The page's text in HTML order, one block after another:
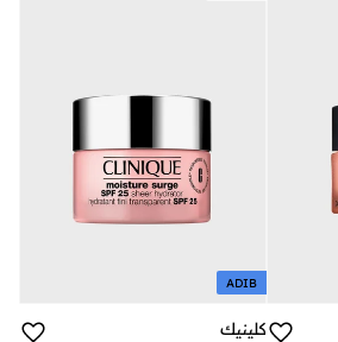
ADIB
كلينيك